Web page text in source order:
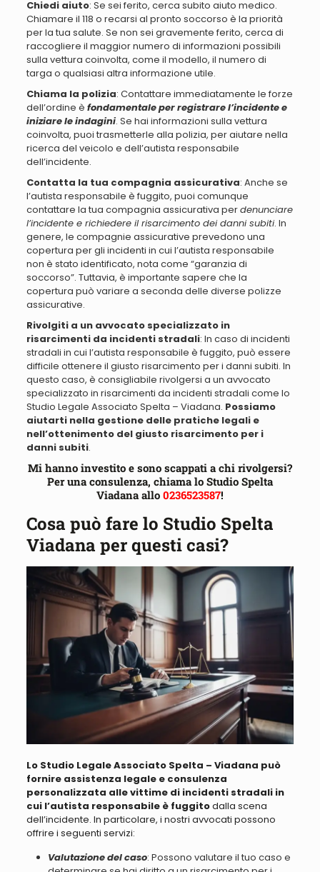
Chiedi aiuto: Se sei ferito, cerca subito aiuto medico.
Chiamare il 118 o recarsi al pronto soccorso è la priorità
per la tua salute. Se non sei gravemente ferito, cerca di
raccogliere il maggior numero di informazioni possibili
sulla vettura coinvolta, come il modello, il numero di
targa o qualsiasi altra informazione utile.
Chiama la polizia: Contattare immediatamente le forze
dell’ordine è fondamentale per registrare l’incidente e
iniziare le indagini. Se hai informazioni sulla vettura
coinvolta, puoi trasmetterle alla polizia, per aiutare nella
ricerca del veicolo e dell’autista responsabile
dell’incidente.
Contatta la tua compagnia assicurativa: Anche se
l’autista responsabile è fuggito, puoi comunque
contattare la tua compagnia assicurativa perdenunciare
l’incidente e richiedere il risarcimento dei danni subiti. In
genere, le compagnie assicurative prevedono una
copertura per gli incidenti in cui l’autista responsabile
non è stato identificato, nota come “garanzia di
soccorso”. Tuttavia, è importante sapere che la
copertura può variare a seconda delle diverse polizze
assicurative.
Rivolgiti a un avvocato specializzato in
risarcimenti da incidenti stradali: In caso di incidenti
stradali in cui l’autista responsabile è fuggito, può essere
difficile ottenere il giusto risarcimento per i danni subiti. In
questo caso, è consigliabile rivolgersi a un avvocato
specializzato in risarcimenti da incidenti stradali come lo
Studio Legale Associato Spelta – Viadana. Possiamo
aiutarti nella gestione delle pratiche legali e
nell’ottenimento del giusto risarcimento per i
danni subiti.
Mi hanno investito e sono scappati a chi rivolgersi?
Per una consulenza, chiama lo Studio Spelta
Viadana allo 0236523587!
Cosa può fare lo Studio Spelta
Viadana per questi casi?
Lo Studio Legale Associato Spelta – Viadana può
fornire assistenza legale e consulenza
personalizzata alle vittime di incidenti stradali in
cui l’autista responsabile è fuggitodalla scena
dell’incidente. In particolare, i nostri avvocati possono
offrire i seguenti servizi:
Valutazione del caso: Possono valutare il tuo caso e